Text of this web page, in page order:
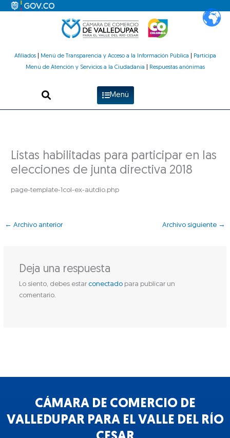
Afiliados| Menú de Transparencia y Acceso a la Información Pública
Participa
Menú de Atención y Servicios a la Ciudadanía
Respuestas anónimas
Menú
Listas habilitadas para participar en las
elecciones de junta directiva 2018
page-template-1col-ex-autdio.php
← Archivo anterior Archivo siguiente →
Deja una respuesta
Lo siento, debes estar conectadopara publicar un
comentario.
CÁMARA DE COMERCIO DE
VALLEDUPAR PARA EL VALLE DEL RÍO